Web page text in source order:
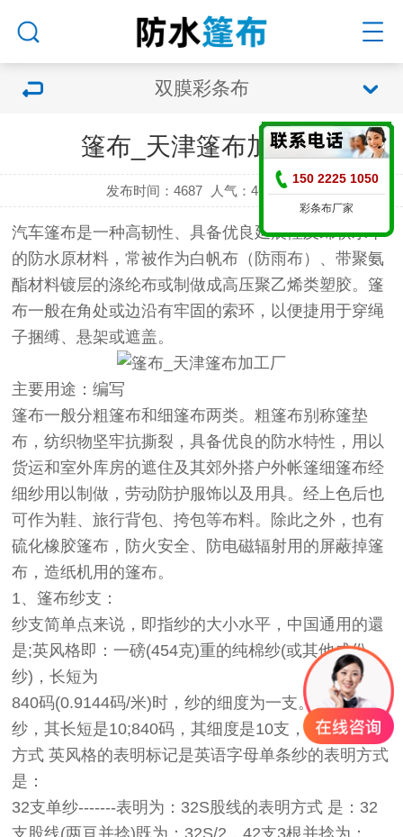
双膜彩条布
篷布_天津篷布加工厂
发布时间：4687 人气： 4687 次
汽车篷布是一种高韧性、具备优良延展性及绵软水平
的防水原材料，常被作为白帆布（防雨布）、带聚氨
酯材料镀层的涤纶布或制做成高压聚乙烯类塑胶。篷
布一般在角处或边沿有牢固的索环，以便捷用于穿绳
子捆缚、悬架或遮盖。
主要用途：编写
篷布一般分粗篷布和细篷布两类。粗篷布别称篷垫
布，纺织物坚牢抗撕裂，具备优良的防水特性，用以
货运和室外库房的遮住及其郊外搭户外帐篷细篷布经
细纱用以制做，劳动防护服饰以及用具。经上色后也
可作为鞋、旅行背包、挎包等布料。除此之外，也有
硫化橡胶篷布，防火安全、防电磁辐射用的屏蔽掉篷
布，造纸机用的篷布。
1、篷布纱支：
纱支简单点来说，即指纱的大小水平，中国通用的還
是;英风格即：一磅(454克)重的纯棉纱(或其他成份
纱)，长短为
840码(0.9144码/米)时，纱的细度为一支。假如一磅
纱，其长短是10;840码，其细度是10支，纱支的表明
方式 英风格的表明标记是英语字母单条纱的表明方式
是：
32支单纱-------表明为：32S股线的表明方式 是：32
支股线(两亘并捻)既为：32S/2，42支3根并捻为：
150 2225 1050
彩条布厂家